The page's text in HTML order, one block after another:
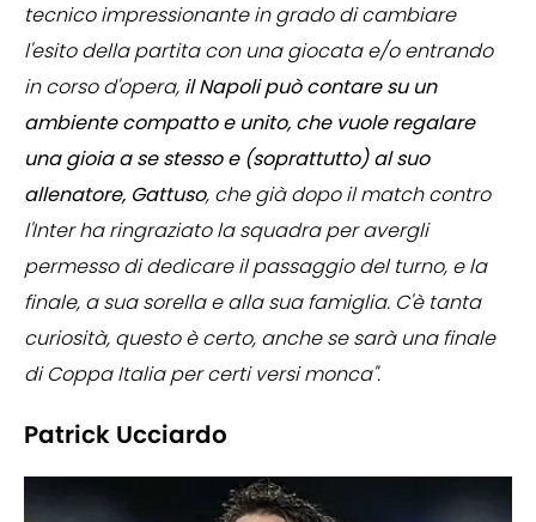
tecnico impressionante in grado di cambiare
l'esito della partita con una giocata e/o entrando
in corso d'opera, il Napoli può contare su un
ambiente compatto e unito, che vuole regalare
una gioia a se stesso e (soprattutto) al suo
allenatore, Gattuso, che già dopo il match contro
l'Inter ha ringraziato la squadra per avergli
permesso di dedicare il passaggio del turno, e la
finale, a sua sorella e alla sua famiglia. C'è tanta
curiosità, questo è certo, anche se sarà una finale
di Coppa Italia per certi versi monca".
Patrick Ucciardo